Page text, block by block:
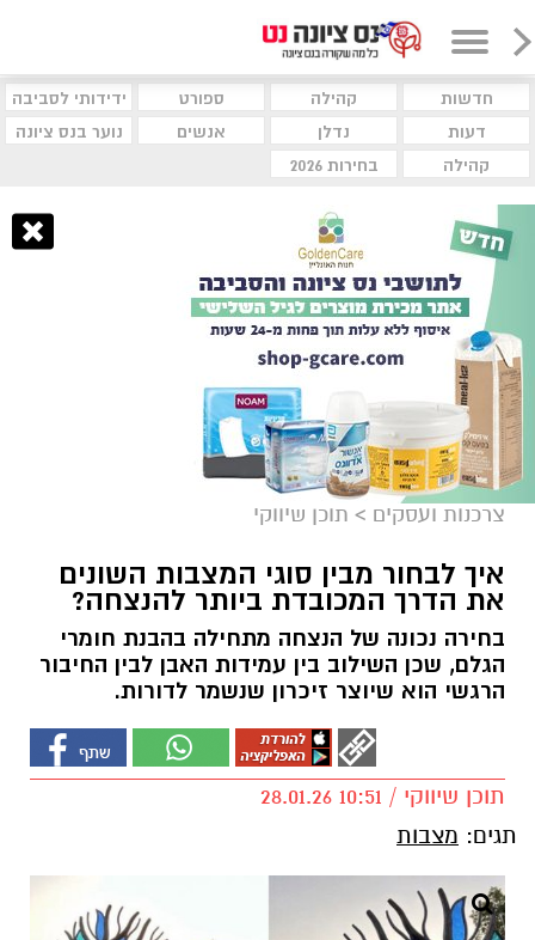
חדשות קהילה ספורט
ידידותי לסביבה
דעות
נדלן אנשים
נוער בנס ציונה
קהילה
בחירות 2026
צרכנות ועסקים > תוכן שיווקי
איך לבחור מבין סוגי המצבות השונים
את הדרך המכובדת ביותר להנצחה?
בחירה נכונה של הנצחה מתחילה בהבנת חומרי
הגלם, שכן השילוב בין עמידות האבן לבין החיבור
הרגשי הוא שיוצר זיכרון שנשמר לדורות.
תוכן שיווקי / 10:51 28.01.26
תגים: מצבות